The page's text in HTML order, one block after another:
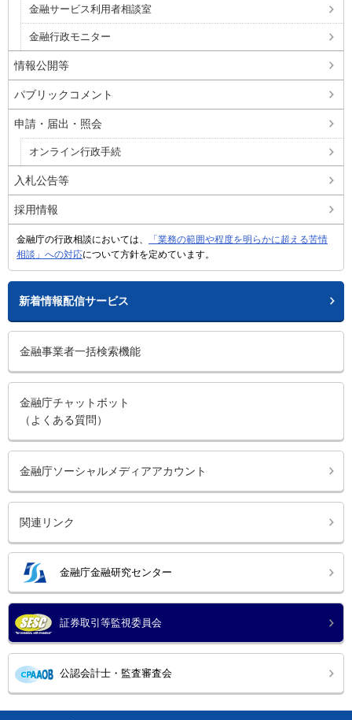
金融サービス利用者相談室
金融行政モニター
情報公開等
パブリックコメント
申請・届出・照会
オンライン行政手続
入札公告等
採用情報
金融庁の行政相談においては、
「業務の範囲や程度を明らかに超える苦情
相談」への対応について方針を定めています。
新着情報配信サービス
金融事業者一括検索機能
金融庁チャットボット
（よくある質問）
金融庁ソーシャルメディアアカウント
関連リンク
金融庁金融研究センター
証券取引等監視委員会
公認会計士・監査審査会